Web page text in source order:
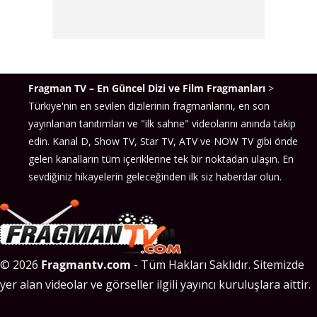
Fragman TV – En Güncel Dizi ve Film Fragmanları >
Türkiye'nin en sevilen dizilerinin fragmanlarını, en son
yayınlanan tanıtımları ve "ilk sahne" videolarını anında takip
edin. Kanal D, Show TV, Star TV, ATV ve NOW TV gibi önde
gelen kanalların tüm içeriklerine tek bir noktadan ulaşın. En
sevdiğiniz hikayelerin geleceğinden ilk siz haberdar olun.
© 2026 Fragmantv.com - Tüm Hakları Saklıdır. Sitemizde
yer alan videolar ve görseller ilgili yayıncı kuruluşlara aittir.